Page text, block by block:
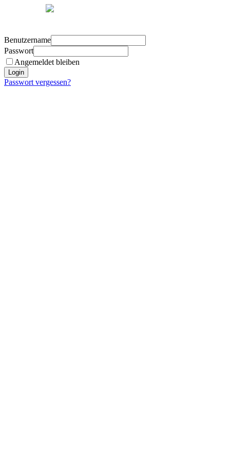
Benutzername
Passwort
Angemeldet bleiben
Login
Passwort vergessen?